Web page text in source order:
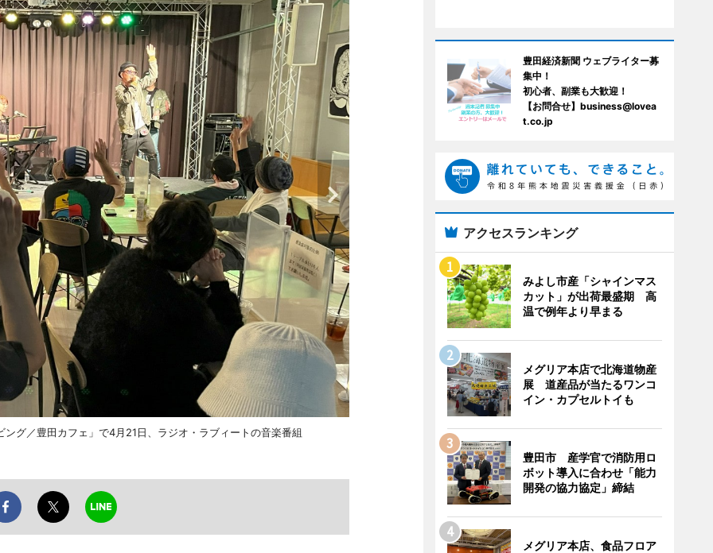
グ／豊田カフェ」で4月21日、ラジオ・ラブィートの音楽番組
豊田経済新聞 ウェブライター募
集中！
初心者、副業も大歓迎！
【お問合せ】business@lovea
t.co.jp
アクセスランキング
みよし市産「シャインマス
カット」が出荷最盛期 高
温で例年より早まる
メグリア本店で北海道物産
展 道産品が当たるワンコ
イン・カプセルトイも
豊田市 産学官で消防用ロ
ボット導入に合わせ「能力
開発の協力協定」締結
メグリア本店、食品フロア